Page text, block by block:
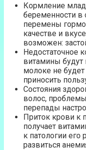
Кормление
беременности в
перемены
качестве и
возможен:
Недостаточное
витамины будут
молоке не
приносить
Состояния
волос,
перепады
Приток крови к
получает
к патологии
развиться